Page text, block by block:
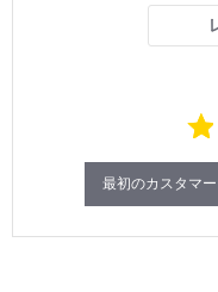
最初のカスタマ